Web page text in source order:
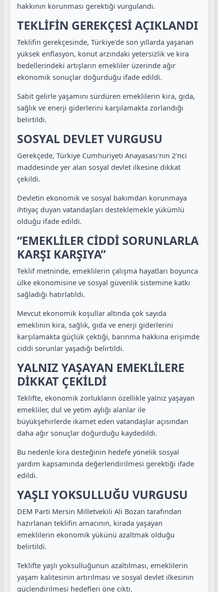
hakkının korunması gerektiği vurgulandı.
TEKLİFİN GEREKÇESİ AÇIKLANDI
Teklifin gerekçesinde, Türkiye'de son yıllarda yaşanan
yüksek enflasyon, konut arzındaki yetersizlik ve kira
bedellerindeki artışların emekliler üzerinde ağır
ekonomik sonuçlar doğurduğu ifade edildi.
Sabit gelirle yaşamını sürdüren emeklilerin kira, gıda,
sağlık ve enerji giderlerini karşılamakta zorlandığı
belirtildi.
SOSYAL DEVLET VURGUSU
Gerekçede, Türkiye Cumhuriyeti Anayasası'nın 2'nci
maddesinde yer alan sosyal devlet ilkesine dikkat
çekildi.
Devletin ekonomik ve sosyal bakımdan korunmaya
ihtiyaç duyan vatandaşları desteklemekle yükümlü
olduğu ifade edildi.
“EMEKLİLER CİDDİ SORUNLARLA
KARŞI KARŞIYA”
Teklif metninde, emeklilerin çalışma hayatları boyunca
ülke ekonomisine ve sosyal güvenlik sistemine katkı
sağladığı hatırlatıldı.
Mevcut ekonomik koşullar altında çok sayıda
emeklinin kira, sağlık, gıda ve enerji giderlerini
karşılamakta güçlük çektiği, barınma hakkına erişimde
ciddi sorunlar yaşadığı belirtildi.
YALNIZ YAŞAYAN EMEKLİLERE
DİKKAT ÇEKİLDİ
Teklifte, ekonomik zorlukların özellikle yalnız yaşayan
emekliler, dul ve yetim aylığı alanlar ile
büyükşehirlerde ikamet eden vatandaşlar açısından
daha ağır sonuçlar doğurduğu kaydedildi.
Bu nedenle kira desteğinin hedefe yönelik sosyal
yardım kapsamında değerlendirilmesi gerektiği ifade
edildi.
YAŞLI YOKSULLUĞU VURGUSU
DEM Parti Mersin Milletvekili Ali Bozan tarafından
hazırlanan teklifin amacının, kirada yaşayan
emeklilerin ekonomik yükünü azaltmak olduğu
belirtildi.
Teklifte yaşlı yoksulluğunun azaltılması, emeklilerin
yaşam kalitesinin artırılması ve sosyal devlet ilkesinin
güçlendirilmesi hedefleri öne çıktı.